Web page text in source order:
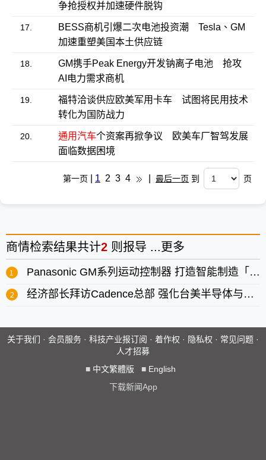
争抢授权并加速硬件脱钩
17.
BESS商机引爆二次电池投资潮 Tesla、GM
加速重塑美国本土供应链
18.
GM携手Peak Energy开发钠离子电池 抢攻
AI电力需求商机
19.
福特洽谈供应欧美军用卡车 试图将民用技术
转化为国防战力
20. 通用汽车个资案再掀争议 欧美车厂智驾发展
面临数据困境
第一页 1 2 3 4 最后一页 到 页
商情检索结果共计2 则报导 ... 更多
Panasonic GM系列运动控制器 打造智能制造「All in one」新标准
经济部长拜访Cadence总部 强化台美半导体与AI设计合作
关于我们 · 会员服务 · 科技产业报订阅 · 着作权 · 隐私权 · 常见问题 ·
人才招募
■ 中文繁體版 ■ English
下载新闻App